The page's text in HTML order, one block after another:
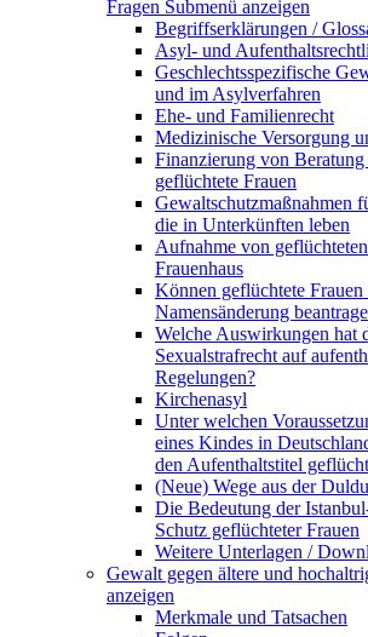
Fragen Submenü anzeigen
Begriffserklärungen /
Asyl- und
Geschlechtsspezifische
und im Asylverfahren
Ehe- und Familienrecht
Medizinische Versorgung
Finanzierung von
geflüchtete Frauen
Gewaltschutzmaßnahmen
die in Unterkünften leben
Aufnahme von
Frauenhaus
Können geflüchtete
Namensänderung
Welche Auswirkungen hat
Sexualstrafrecht auf
Regelungen?
Kirchenasyl
Unter welchen
eines Kindes in
den Aufenthaltstitel
(Neue) Wege aus der
Die Bedeutung der
Schutz geflüchteter Frauen
Weitere Unterlagen /
Gewalt gegen ältere und
anzeigen
Merkmale und Tatsachen